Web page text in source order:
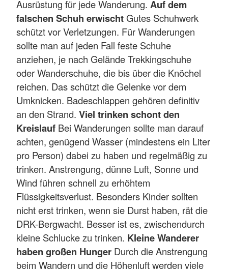
Ausrüstung für jede Wanderung. Auf dem
falschen Schuh erwischtGutes Schuhwerk
schützt vor Verletzungen. Für Wanderungen
sollte man auf jeden Fall feste Schuhe
anziehen, je nach Gelände Trekkingschuhe
oder Wanderschuhe, die bis über die Knöchel
reichen. Das schützt die Gelenke vor dem
Umknicken. Badeschlappen gehören definitiv
an den Strand. Viel trinken schont den
Kreislauf Bei Wanderungen sollte man darauf
achten, genügend Wasser (mindestens ein Liter
pro Person) dabei zu haben und regelmäßig zu
trinken. Anstrengung, dünne Luft, Sonne und
Wind führen schnell zu erhöhtem
Flüssigkeitsverlust. Besonders Kinder sollten
nicht erst trinken, wenn sie Durst haben, rät die
DRK-Bergwacht. Besser ist es, zwischendurch
kleine Schlucke zu trinken. Kleine Wanderer
haben großen Hunger Durch die Anstrengung
beim Wandern und die Höhenluft werden viele